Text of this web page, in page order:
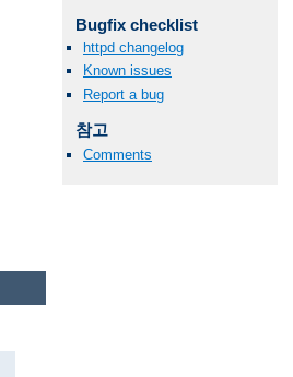
Bugfix checklist
httpd changelog
Known issues
Report a bug
참고
Comments